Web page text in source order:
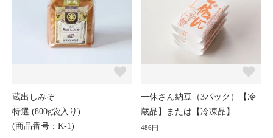
蔵出しみそ
特選 (800g袋入り)
(商品番号：K-1)
一休さん納豆（3パック）【冷
蔵品】または【冷凍品】
486円